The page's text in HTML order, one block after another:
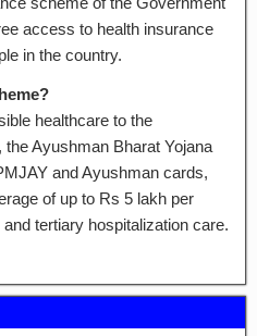
access to health insurance
in the country.
healthcare to the
Ayushman Bharat Yojana
and Ayushman cards,
of up to Rs 5 lakh per
tertiary hospitalization care.